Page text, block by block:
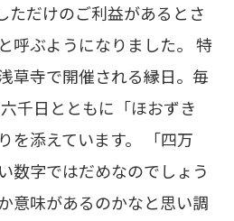
ただけのご利益があるとさ
呼ぶようになりました。 特
草寺で開催される縁日。毎
千日とともに「ほおずき
を添えています。 「四万
数字ではだめなのでしょう
意味があるのかなと思い調